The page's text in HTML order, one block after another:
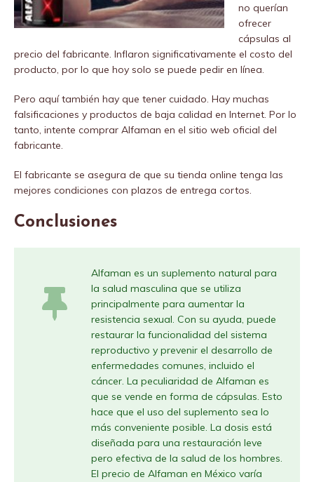
no querían
ofrecer
cápsulas al
precio del fabricante. Inflaron significativamente el costo del
producto, por lo que hoy solo se puede pedir en línea.
Pero aquí también hay que tener cuidado. Hay muchas
falsificaciones y productos de baja calidad en Internet. Por lo
tanto, intente comprar Alfaman en el sitio web oficial del
fabricante.
El fabricante se asegura de que su tienda online tenga las
mejores condiciones con plazos de entrega cortos.
Conclusiones
Alfaman es un suplemento natural para
la salud masculina que se utiliza
principalmente para aumentar la
resistencia sexual. Con su ayuda, puede
restaurar la funcionalidad del sistema
reproductivo y prevenir el desarrollo de
enfermedades comunes, incluido el
cáncer. La peculiaridad de Alfaman es
que se vende en forma de cápsulas. Esto
hace que el uso del suplemento sea lo
más conveniente posible. La dosis está
diseñada para una restauración leve
pero efectiva de la salud de los hombres.
El precio de Alfaman en México varía